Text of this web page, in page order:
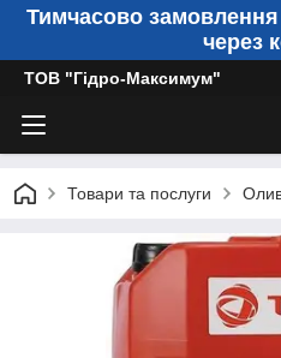
Тимчасово
через
ТОВ "Гідро-Максимум"
Товари та послуги